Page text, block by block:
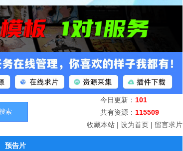
今日更新： 101
共有资源： 115509
收藏本站 | 设为首页 | 留言求片
预告片